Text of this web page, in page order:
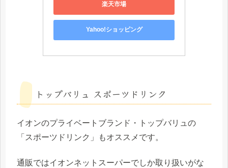
楽天市場
Yahoo!ショッピング
トップバリュ スポーツドリンク
イオンのプライベートブランド・トップバリュの
「スポーツドリンク」もオススメです。
通販ではイオンネットスーパーでしか取り扱いがな